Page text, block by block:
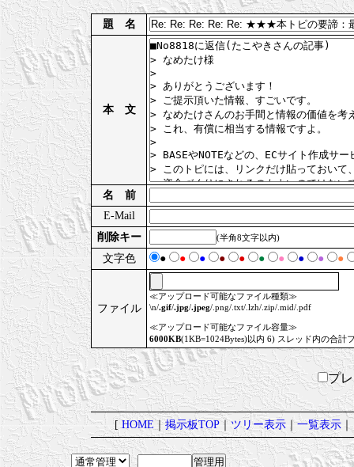
題 名
本 文
名 前
E-Mail
削除キー
(半角8文字以内)
文字色 ● ● ● ● ● ● ● ● ● ●
ファイル
≪アップロード可能なファイル種類≫
\n/.gif/.jpg/.jpeg/.png/.txt/.lzh/.zip/.mid/.pdf
≪アップロード可能なファイル容量≫
6000KB(1KB=1024Bytes)以内 6) スレッド内の合計
プ
[HOME｜掲示板TOP｜ ツリー表示｜一覧表示｜